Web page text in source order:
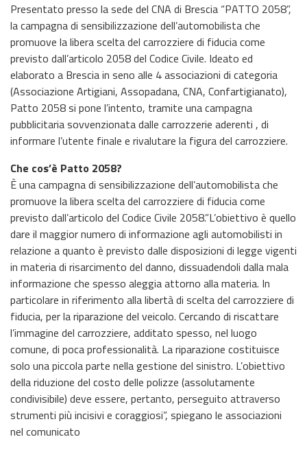
Presentato presso la sede del CNA di Brescia “PATTO 2058”,
la campagna di sensibilizzazione dell’automobilista che
promuove la libera scelta del carrozziere di fiducia come
previsto dall’articolo 2058 del Codice Civile. Ideato ed
elaborato a Brescia in seno alle 4 associazioni di categoria
(Associazione Artigiani, Assopadana, CNA, Confartigianato),
Patto 2058 si pone l’intento, tramite una campagna
pubblicitaria sovvenzionata dalle carrozzerie aderenti , di
informare l’utente finale e rivalutare la figura del carrozziere.
Che cos’è Patto 2058?
È una campagna di sensibilizzazione dell’automobilista che
promuove la libera scelta del carrozziere di fiducia come
previsto dall’articolo del Codice Civile 2058.”L’obiettivo è quello
dare il maggior numero di informazione agli automobilisti in
relazione a quanto è previsto dalle disposizioni di legge vigenti
in materia di risarcimento del danno, dissuadendoli dalla mala
informazione che spesso aleggia attorno alla materia. In
particolare in riferimento alla libertà di scelta del carrozziere di
fiducia, per la riparazione del veicolo. Cercando di riscattare
l’immagine del carrozziere, additato spesso, nel luogo
comune, di poca professionalità. La riparazione costituisce
solo una piccola parte nella gestione del sinistro. L’obiettivo
della riduzione del costo delle polizze (assolutamente
condivisibile) deve essere, pertanto, perseguito attraverso
strumenti più incisivi e coraggiosi”, spiegano le associazioni
nel comunicato